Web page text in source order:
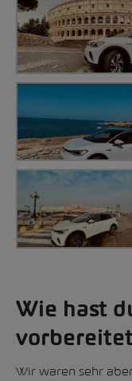
Wie hast
Wir waren sehr